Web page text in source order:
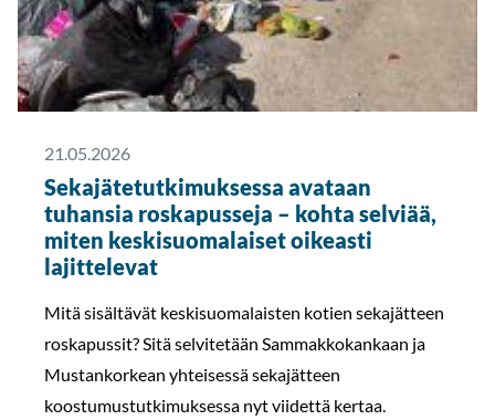
21.05.2026
Sekajätetutkimuksessa avataan
tuhansia roskapusseja – kohta selviää,
miten keskisuomalaiset oikeasti
lajittelevat
Mitä sisältävät keskisuomalaisten kotien sekajätteen
roskapussit? Sitä selvitetään Sammakkokankaan ja
Mustankorkean yhteisessä sekajätteen
koostumustutkimuksessa nyt viidettä kertaa.